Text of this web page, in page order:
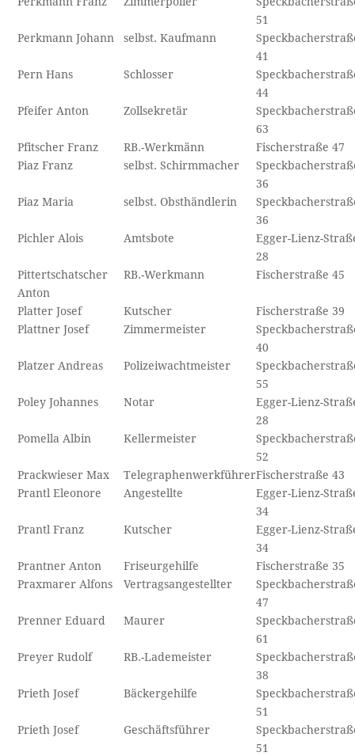
51
Perkmann Johann
selbst. Kaufmann
41
Pern Hans
Schlosser
44
Pfeifer Anton
Zollsekretär
63
Pfitscher Franz
RB.-Werkmänn
Fischerstraße 47
Piaz Franz
selbst. Schirmmacher
36
Piaz Maria
selbst. Obsthändlerin
36
Pichler Alois
Amtsbote
Egger-Lienz-
28
Pittertschatscher
Anton
RB.-Werkmann Fischerstraße 45
Platter Josef Kutscher
Fischerstraße 39
Plattner Josef
Zimmermeister
40
Platzer Andreas
Polizeiwachtmeister
55
Poley Johannes
Notar
Egger-Lienz-
28
Pomella Albin
Kellermeister
52
Prackwieser Max
TelegraphenwerkführerFischerstraße 43
Prantl Eleonore
Angestellte
Egger-Lienz-
34
Prantl Franz
Kutscher
Egger-Lienz-
34
Prantner Anton
Friseurgehilfe
Fischerstraße 35
Praxmarer Alfons
Vertragsangestellter
47
Prenner Eduard
Maurer
61
Preyer Rudolf
RB.-Lademeister
38
Prieth Josef
Bäckergehilfe
51
Prieth Josef
Geschäftsführer
51